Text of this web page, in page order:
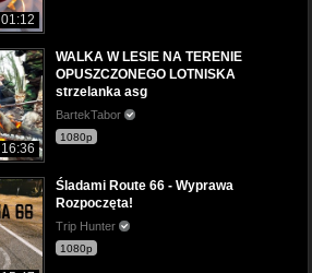
01:12
16:36
WALKA W LESIE NA TERENIE
OPUSZCZONEGO LOTNISKA
strzelanka asg
BartekTabor
1080p
Śladami Route 66 - Wyprawa
Rozpoczęta!
Trip Hunter
1080p